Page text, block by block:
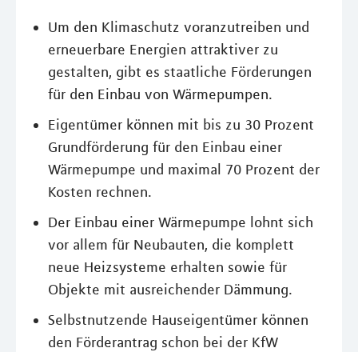
Um den Klimaschutz voranzutreiben und
erneuerbare Energien attraktiver zu
gestalten, gibt es staatliche Förderungen
für den Einbau von Wärmepumpen.
Eigentümer können mit bis zu 30 Prozent
Grundförderung für den Einbau einer
Wärmepumpe und maximal 70 Prozent der
Kosten rechnen.
Der Einbau einer Wärmepumpe lohnt sich
vor allem für Neubauten, die komplett
neue Heizsysteme erhalten sowie für
Objekte mit ausreichender Dämmung.
Selbstnutzende Hauseigentümer können
den Förderantrag schon bei der KfW